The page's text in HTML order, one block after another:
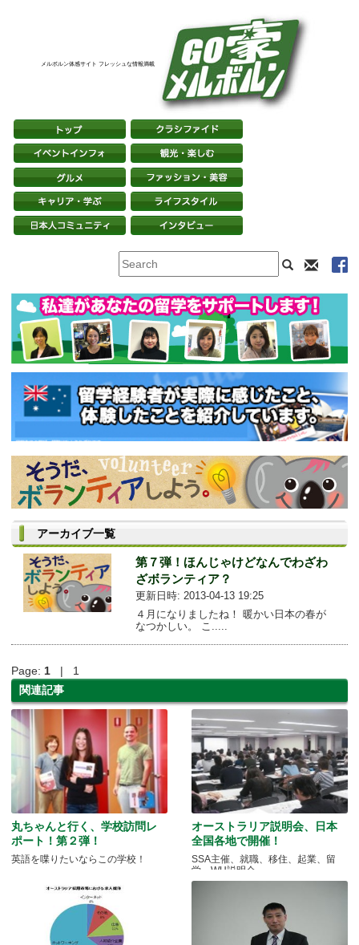
メルボルン体感サイト フレッシュな情報満載
アーカイブ一覧
第７弾！ほんじゃけどなんでわざわ
ざボランティア？
更新日時: 2013-04-13 19:25
４月になりましたね！ 暖かい日本の春が
なつかしい。 こ.....
Page: 1 | 1
関連記事
丸ちゃんと行く、学校訪問レ
ポート！第２弾！
英語を喋りたいならこの学校！
オーストラリア説明会、日本
全国各地で開催！
SSA主催、就職、移住、起業、留
学、WH説明会